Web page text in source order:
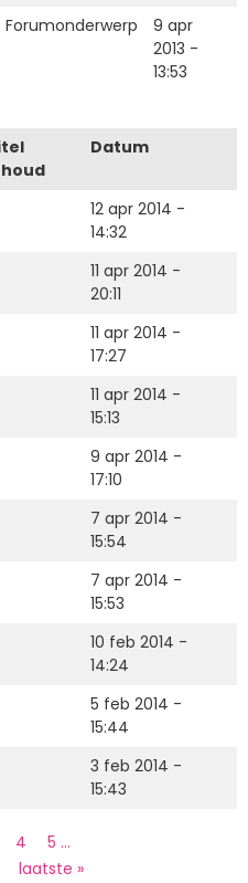
Forumonderwerp
9 apr
2013 -
13:53
Datum
12 apr 2014 -
14:32
11 apr 2014 -
20:11
11 apr 2014 -
17:27
11 apr 2014 -
15:13
9 apr 2014 -
17:10
7 apr 2014 -
15:54
7 apr 2014 -
15:53
10 feb 2014 -
14:24
5 feb 2014 -
15:44
3 feb 2014 -
15:43
Page
4 Page
5 …
Laatste
laatste »